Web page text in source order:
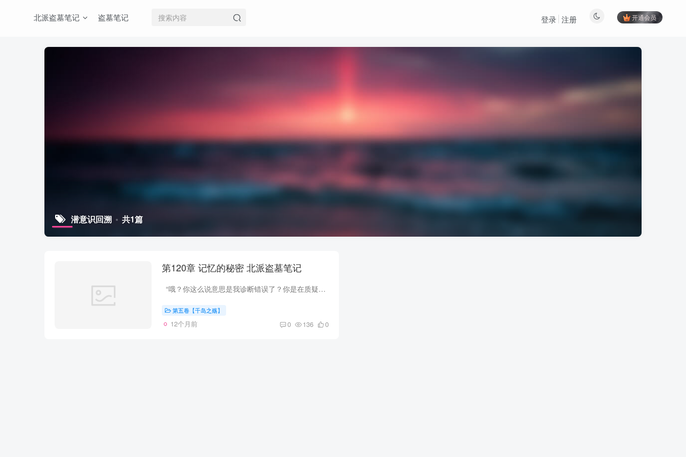
北派盗墓笔记 盗墓笔记 开通会员
登录 注册
潜意识回溯 共1篇
第120章 记忆的秘密 北派盗墓笔记
“哦？你这么说意思是我诊断错误了？你是在质疑我的专业吗？” “呵呵，我可没质疑你的专业，我也不会挡你财路，你能在夏家挣多少钱那是你的本事，我就说一点，你有没有换位思考过，夏水...
第五卷【千岛之殇】
12个月前 0 136 0